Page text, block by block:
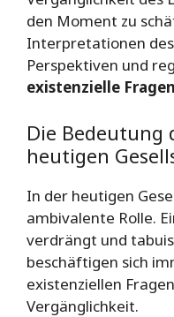
den Moment zu
Interpretationen
Perspektiven und
existenzielle Fragen
Die Bedeutung
heutigen
In der heutigen
ambivalente Rolle.
verdrängt und
beschäftigen sich
existenziellen
Vergänglichkeit.